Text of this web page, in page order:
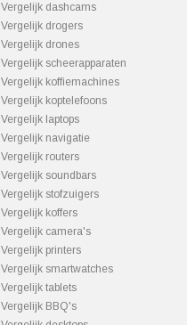
Vergelijk dashcams
Vergelijk drogers
Vergelijk drones
Vergelijk scheerapparaten
Vergelijk koffiemachines
Vergelijk koptelefoons
Vergelijk laptops
Vergelijk navigatie
Vergelijk routers
Vergelijk soundbars
Vergelijk stofzuigers
Vergelijk koffers
Vergelijk camera's
Vergelijk printers
Vergelijk smartwatches
Vergelijk tablets
Vergelijk BBQ's